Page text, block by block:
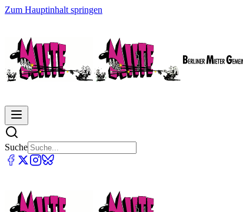
Zum Hauptinhalt springen
Suche